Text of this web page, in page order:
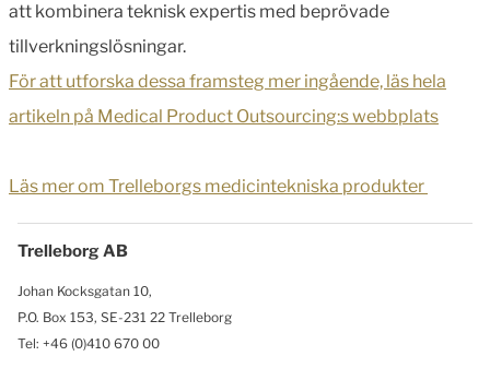
att kombinera teknisk expertis med beprövade
tillverkningslösningar.
För att utforska dessa framsteg mer ingående, läs hela
artikeln på Medical Product Outsourcing:s webbplats
Läs mer om Trelleborgs medicintekniska produkter
Trelleborg AB
Johan Kocksgatan 10,
P.O. Box 153, SE-231 22 Trelleborg
Tel: +46 (0)410 670 00